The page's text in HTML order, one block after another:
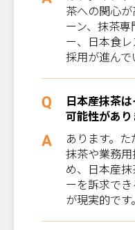
茶への関心
ーン、抹茶
ー、日本食
採用が進んで
日本産抹茶
可能性があり
あります。
抹茶や業務
め、日本産
ーを訴求で
が現実的です。